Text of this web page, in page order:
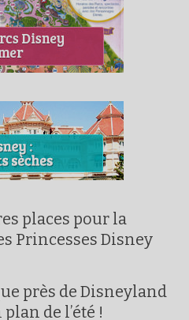
places pour la
Princesses Disney
près de Disneyland
de l’été !